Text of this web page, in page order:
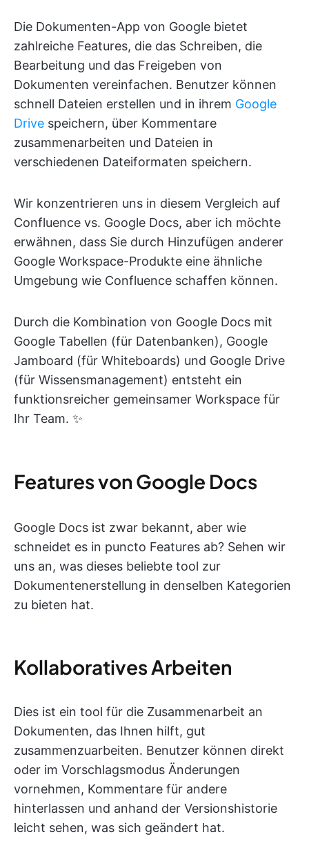
Die Dokumenten-App von Google bietet
zahlreiche Features, die das Schreiben, die
Bearbeitung und das Freigeben von
Dokumenten vereinfachen. Benutzer können
schnell Dateien erstellen und in ihrem Google
Drive speichern, über Kommentare
zusammenarbeiten und Dateien in
verschiedenen Dateiformaten speichern.
Wir konzentrieren uns in diesem Vergleich auf
Confluence vs. Google Docs, aber ich möchte
erwähnen, dass Sie durch Hinzufügen anderer
Google Workspace-Produkte eine ähnliche
Umgebung wie Confluence schaffen können.
Durch die Kombination von Google Docs mit
Google Tabellen (für Datenbanken), Google
Jamboard (für Whiteboards) und Google Drive
(für Wissensmanagement) entsteht ein
funktionsreicher gemeinsamer Workspace für
Ihr Team. ✨
Features von Google Docs
Google Docs ist zwar bekannt, aber wie
schneidet es in puncto Features ab? Sehen wir
uns an, was dieses beliebte tool zur
Dokumentenerstellung in denselben Kategorien
zu bieten hat.
Kollaboratives Arbeiten
Dies ist ein tool für die Zusammenarbeit an
Dokumenten, das Ihnen hilft, gut
zusammenzuarbeiten. Benutzer können direkt
oder im Vorschlagsmodus Änderungen
vornehmen, Kommentare für andere
hinterlassen und anhand der Versionshistorie
leicht sehen, was sich geändert hat.